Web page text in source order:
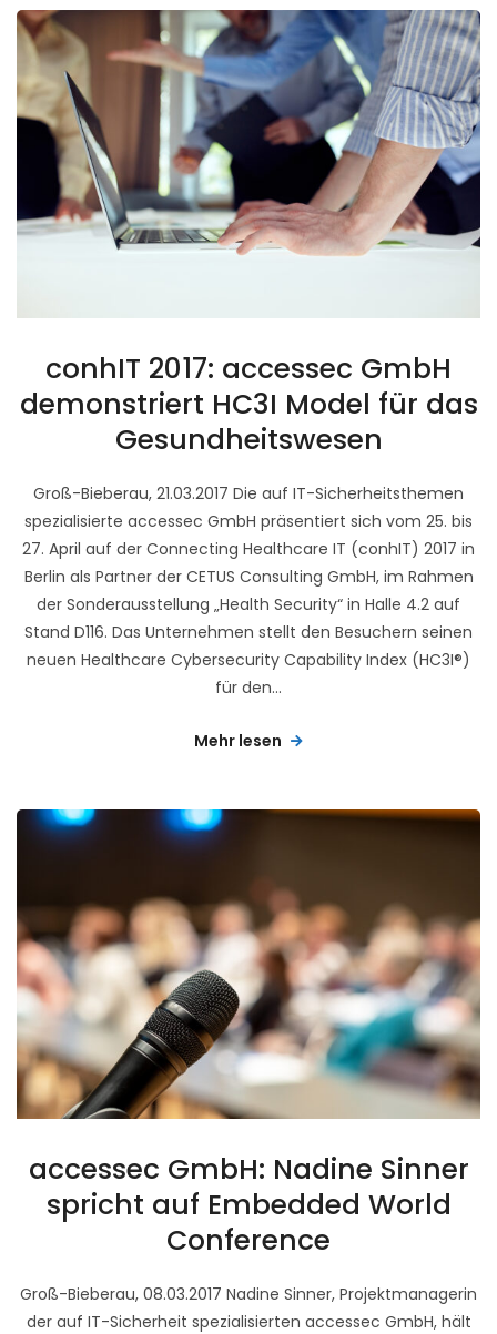
conhIT 2017: accessec GmbH
demonstriert HC3I Model für das
Gesundheitswesen
Groß-Bieberau, 21.03.2017 Die auf IT-Sicherheitsthemen
spezialisierte accessec GmbH präsentiert sich vom 25. bis
27. April auf der Connecting Healthcare IT (conhIT) 2017 in
Berlin als Partner der CETUS Consulting GmbH, im Rahmen
der Sonderausstellung „Health Security“ in Halle 4.2 auf
Stand D116. Das Unternehmen stellt den Besuchern seinen
neuen Healthcare Cybersecurity Capability Index (HC3I®)
für den...
Mehr lesen
accessec GmbH: Nadine Sinner
spricht auf Embedded World
Conference
Groß-Bieberau, 08.03.2017 Nadine Sinner, Projektmanagerin
der auf IT-Sicherheit spezialisierten accessec GmbH, hält